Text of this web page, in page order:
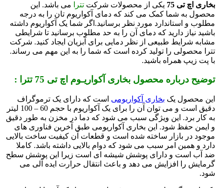
بخاری اچ تی 75 یکی از محصولات شرکت تترا
می باشد. این
محصول به شما کمک می کند که دمای آکواریوم تان را به درجه
مطلوب و استاندارد مورد نظر برسانید. اگر شما یک آکواریوم داشته
باشید نیاز دارید که دمای آن را به حد مطلوب برسانید تا شرایطی
مشابه شرایط طبیعی از نظر دمایی برای آبزیان ایجاد کنید. شرکت
تترا محصولی را تولید کرده است که شما را به این مهم می رساند.
با پت زیپ همراه باشید.
توضیح درباره محصول بخاری آکواریـوم اچ تی 75 تترا :
این محصول یک بخاری آکواریومی است که دارای یک ترموگراف
دقیق است و می توان آن را برای یک آکواریوم با حجم 60 – 100 لیتر
به کار برد. این ویژگی سبب می شود که دما در مخزن به طور دقیق
و ایمن حفظ شود. این بخاری آکواریومی طبق آخرین فناوری های
موجود در بازار ساخته شده است و قطعات آن کیفیت ساخت بالایی
دارد و همین امر سبب می شود که دوام بالایی داشته باشد. کاملا
ضد آب است و دارای پوشش شیشه ای است زیرا این پوشش سطح
گرمایش را افزایش می دهد و باعث انتقال حرارت ایده آلی می
شود.